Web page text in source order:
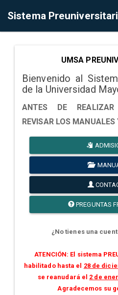
Sistema
UMSA
Bienvenido al
de la Universidad
ANTES DE REALIZAR
REVISAR LOS MANUALES
PREGUNTAS
¿No tienes una
ATENCIÓN: El sistema
habilitado hasta el 28 de
se reanudará el 2 de
Agradecemos su